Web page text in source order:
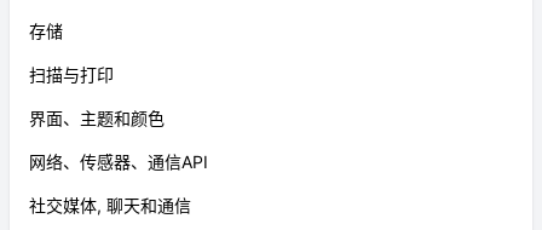
存储
扫描与打印
界面、主题和颜色
网络、传感器、通信API
社交媒体, 聊天和通信